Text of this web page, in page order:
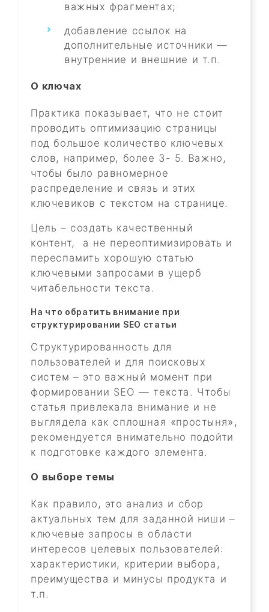
важных фрагментах;
добавление ссылок на
дополнительные источники —
внутренние и внешние и т.п.
О ключах
Практика показывает, что не стоит
проводить оптимизацию страницы
под большое количество ключевых
слов, например, более 3- 5. Важно,
чтобы было равномерное
распределение и связь и этих
ключевиков с текстом на странице.
Цель – создать качественный
контент, а не переоптимизировать и
переспамить хорошую статью
ключевыми запросами в ущерб
читабельности текста.
На что обратить внимание при
структурировании SEO статьи
Структурированность для
пользователей и для поисковых
систем – это важный момент при
формировании SEO — текста. Чтобы
статья привлекала внимание и не
выглядела как сплошная «простыня»,
рекомендуется внимательно подойти
к подготовке каждого элемента.
О выборе темы
Как правило, это анализ и сбор
актуальных тем для заданной ниши –
ключевые запросы в области
интересов целевых пользователей:
характеристики, критерии выбора,
преимущества и минусы продукта и
т.п.